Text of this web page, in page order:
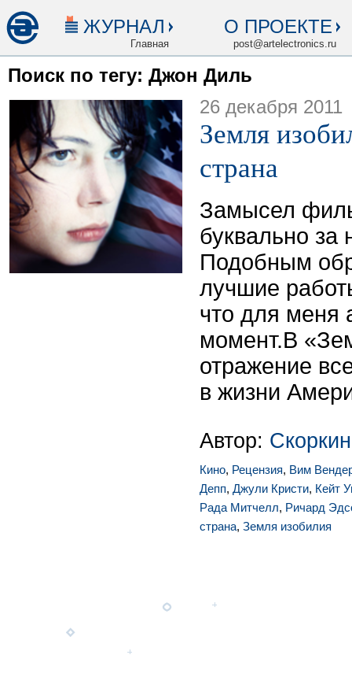
ЖУРНАЛ
Главная
О ПРОЕКТЕ
post@artelectronics.ru
Поиск по тегу: Джон Диль
26 декабря 2011
Земля
страна
Замысел
буквально за
Подобным
лучшие
что для меня
момент.В
отражение
в жизни
Автор:
Кино, Рецензия, Вим
Депп, Джули Кристи, Кейт
Рада Митчелл, Ричард
страна, Земля изобилия